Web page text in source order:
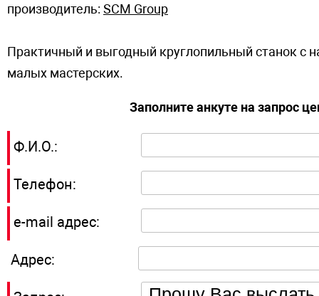
производитель: SCM Group
Практичный и выгодный круглопильный станок с
малых мастерских.
Заполните анкуте на запрос
Ф.И.О.:
Телефон:
e-mail адрес:
Адрес: